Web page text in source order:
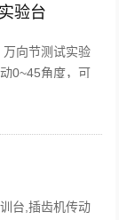
验台
向节测试实验
0~45角度，可
瞬时传动比的变
台,插齿机传动